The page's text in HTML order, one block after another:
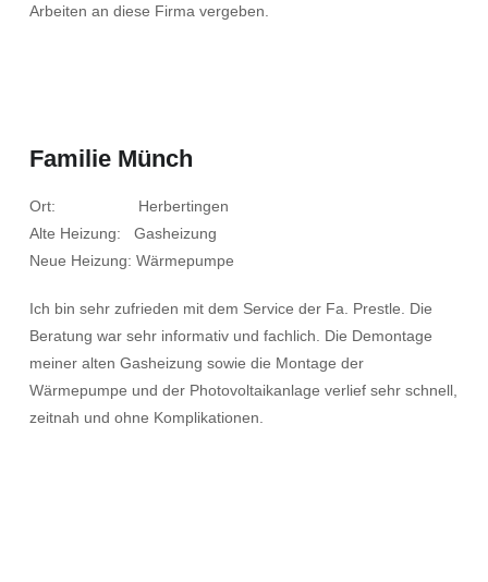
Arbeiten an diese Firma vergeben.
Familie Münch
Ort: Herbertingen
Alte Heizung: Gasheizung
Neue Heizung: Wärmepumpe
Ich bin sehr zufrieden mit dem Service der Fa. Prestle. Die
Beratung war sehr informativ und fachlich. Die Demontage
meiner alten Gasheizung sowie die Montage der
Wärmepumpe und der Photovoltaikanlage verlief sehr schnell,
zeitnah und ohne Komplikationen.